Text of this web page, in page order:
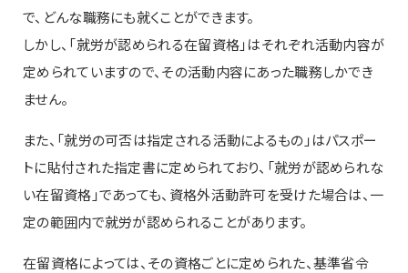
で、どんな職務にも就くことができます。
しかし、「就労が認められる在留資格」はそれぞれ活動内容が
定められていますので、その活動内容にあった職務しかでき
ません。
また、「就労の可否は指定される活動によるもの」はパスポー
トに貼付された指定書に定められており、「就労が認められな
い在留資格」であっても、資格外活動許可を受けた場合は、一
定の範囲内で就労が認められることがあります。
在留資格によっては、その資格ごとに定められた、基準省令